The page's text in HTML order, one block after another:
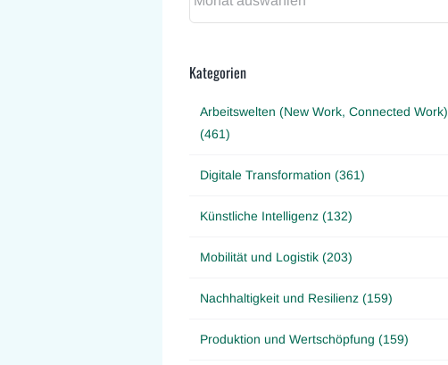
Kategorien
Arbeitswelten (New Work, Connected Work)
(461)
Digitale Transformation (361)
Künstliche Intelligenz (132)
Mobilität und Logistik (203)
Nachhaltigkeit und Resilienz (159)
Produktion und Wertschöpfung (159)